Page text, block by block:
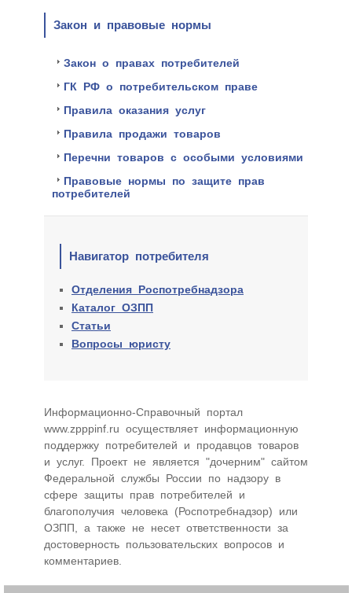
Закон и правовые нормы
Закон о правах потребителей
ГК РФ о потребительском праве
Правила оказания услуг
Правила продажи товаров
Перечни товаров с особыми условиями
Правовые нормы по защите прав
потребителей
Навигатор потребителя
Отделения Роспотребнадзора
Каталог ОЗПП
Статьи
Вопросы юристу
Информационно-Cправочный портал
www.zpppinf.ru осуществляет информационную
поддержку потребителей и продавцов товаров
и услуг. Проект не является "дочерним" сайтом
Федеральной службы России по надзору в
сфере защиты прав потребителей и
благополучия человека (Роспотребнадзор) или
ОЗПП, а также не несет ответственности за
достоверность пользовательских вопросов и
комментариев.